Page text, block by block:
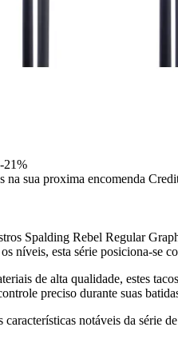
-21%
na sua proxima encomenda
Spalding Rebel Regular
níveis, esta série posiciona-se
de alta qualidade, estes
preciso durante suas
características notáveis da série